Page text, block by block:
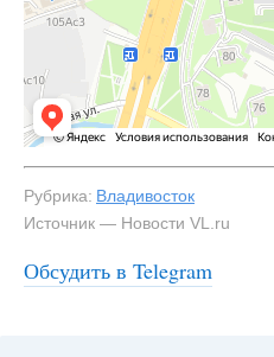
Рубрика: Владивосток
Источник — Новости VL.ru
Обсудить в Telegram